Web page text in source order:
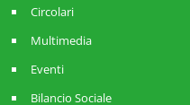
Circolari
Multimedia
Eventi
Bilancio Sociale